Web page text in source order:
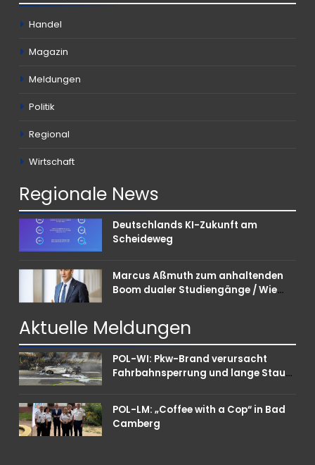
Handel
Magazin
Meldungen
Politik
Regional
Wirtschaft
Regionale News
Deutschlands KI-Zukunft am
Scheideweg
Marcus Aßmuth zum anhaltenden
Boom dualer Studiengänge / Wie
punkten können
Aktuelle Meldungen
POL-WI: Pkw-Brand verursacht
Fahrbahnsperrung und lange Staus
POL-LM: „Coffee with a Cop“ in Bad
Camberg